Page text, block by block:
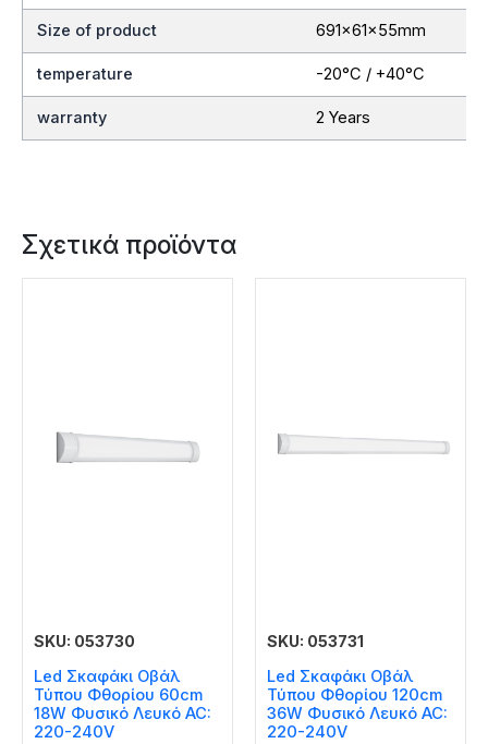
Size of product 691x61x55mm
temperature -20°C / +40°C
warranty 2 Years
Σχετικά προϊόντα
SKU: 053730
Led Σκαφάκι Οβάλ
Τύπου Φθορίου 60cm
18W Φυσικό Λευκό AC:
220-240V
SKU: 053731
Led Σκαφάκι Οβάλ
Τύπου Φθορίου 120cm
36W Φυσικό Λευκό AC:
220-240V